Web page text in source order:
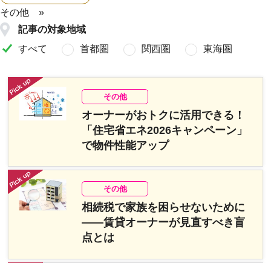
その他
記事の対象地域
すべて
首都圏 関西圏 東海圏
その他
オーナーがおトクに活用できる！
「住宅省エネ2026キャンペーン」
で物件性能アップ
その他
相続税で家族を困らせないために
――賃貸オーナーが見直すべき盲
点とは